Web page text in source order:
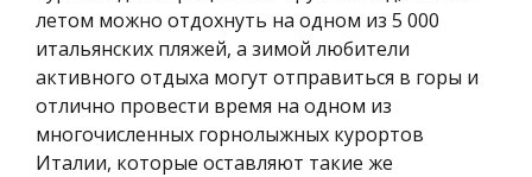
летом можно отдохнуть на одном из 5 000
итальянских пляжей, а зимой любители
активного отдыха могут отправиться в горы и
отлично провести время на одном из
многочисленных горнолыжных курортов
Италии, которые оставляют такие же